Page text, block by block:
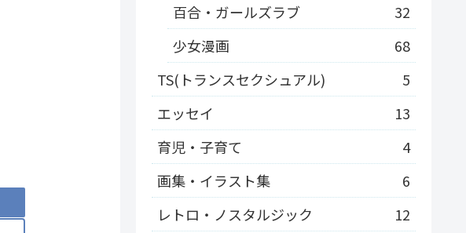
百合・ガールズラブ
32
少女漫画
68
TS(トランスセクシュアル)
5
エッセイ
13
育児・子育て
4
画集・イラスト集
6
レトロ・ノスタルジック
12